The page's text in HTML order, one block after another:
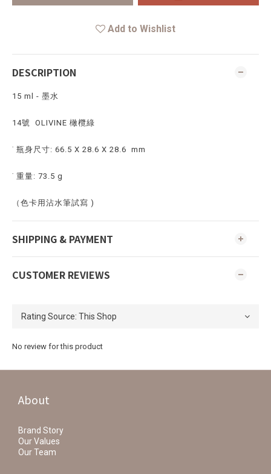
Add to Wishlist
DESCRIPTION
15 ml - 墨水
14號 OLIVINE 橄欖綠
˙ 瓶身尺寸: 66.5 X 28.6 X 28.6 mm
˙ 重量: 73.5 g
（色卡用沾水筆試寫 )
SHIPPING & PAYMENT
CUSTOMER REVIEWS
No review for this product
About
Brand Story
Our Values
Our Team